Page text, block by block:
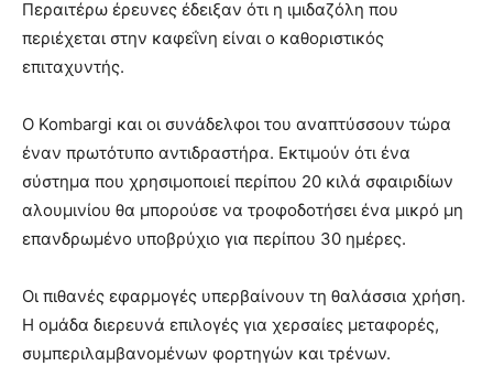
Περαιτέρω έρευνες έδειξαν ότι η ιμιδαζόλη που
περιέχεται στην καφεΐνη είναι ο καθοριστικός
επιταχυντής.
Ο Kombargi και οι συνάδελφοι του αναπτύσσουν τώρα
έναν πρωτότυπο αντιδραστήρα. Εκτιμούν ότι ένα
σύστημα που χρησιμοποιεί περίπου 20 κιλά σφαιριδίων
αλουμινίου θα μπορούσε να τροφοδοτήσει ένα μικρό μη
επανδρωμένο υποβρύχιο για περίπου 30 ημέρες.
Οι πιθανές εφαρμογές υπερβαίνουν τη θαλάσσια χρήση.
Η ομάδα διερευνά επιλογές για χερσαίες μεταφορές,
συμπεριλαμβανομένων φορτηγών και τρένων.